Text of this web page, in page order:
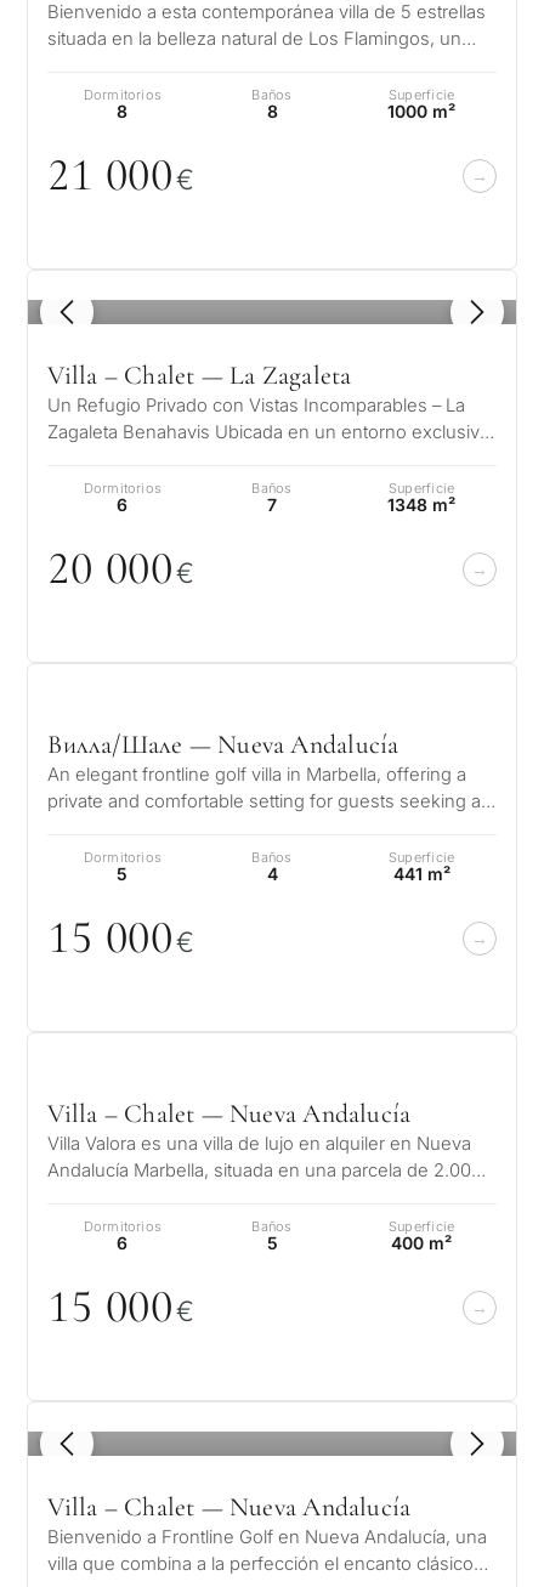
Bienvenido a esta contemporánea villa de 5 estrellas
situada en la belleza natural de Los Flamingos, un
Dormitorios
8
Baños
8
Superficie
1000 m²
21 000€
1 / 8
Villa – Chalet — La Zagaleta
Un Refugio Privado con Vistas Incomparables – La
Zagaleta Benahavis Ubicada en un entorno exclusivo
Dormitorios
6
Baños
7
Superficie
1348 m²
20 000€
Вилла/Шале — Nueva Andalucía
An elegant frontline golf villa in Marbella, offering a
private and comfortable setting for guests seeking a
Dormitorios
5
Baños
4
Superficie
441 m²
15 000€
Villa – Chalet — Nueva Andalucía
Villa Valora es una villa de lujo en alquiler en Nueva
Andalucía Marbella, situada en una parcela de 2.000
Dormitorios
6
Baños
5
Superficie
400 m²
15 000€
1 / 8
Villa – Chalet — Nueva Andalucía
Bienvenido a Frontline Golf en Nueva Andalucía, una
villa que combina a la perfección el encanto clásico
CUESTIONARIO
Selección
de
propiedades
en Marbella
Responda a unas
qué
una
Consulta
Deja tu solicitud: te
contactaremos en
30 minutos
Le interesa *